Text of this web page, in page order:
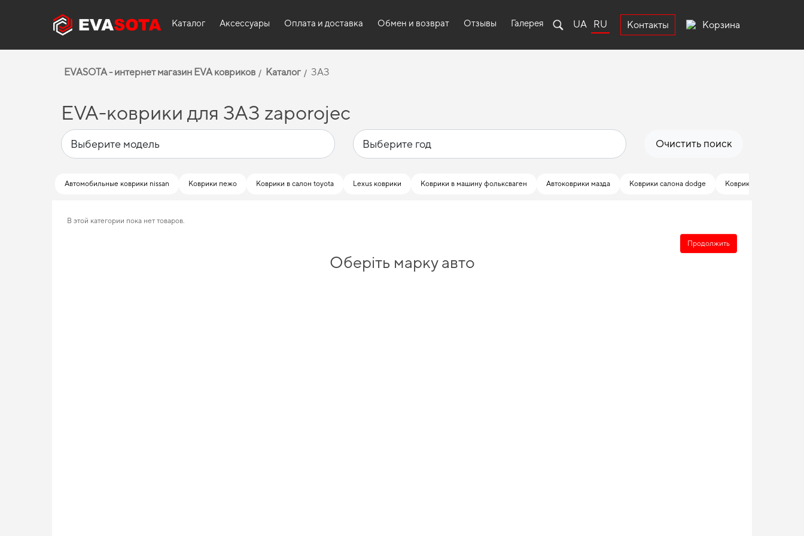
Каталог Аксессуары Оплата и доставка Обмен и возврат Отзывы Галерея UA RU Контакты Корзина
EVASOTA - интернет магазин EVA ковриков Каталог ЗАЗ
EVA-коврики для ЗАЗ zaporojec
Очистить поиск
Автомобильные коврики nissan Коврики пежо Коврики в салон toyota Lexus коврики Коврики в машину фольксваген Автоковрики мазда Коврики салона dodge Коврики
В этой категории пока нет товаров.
Продолжить